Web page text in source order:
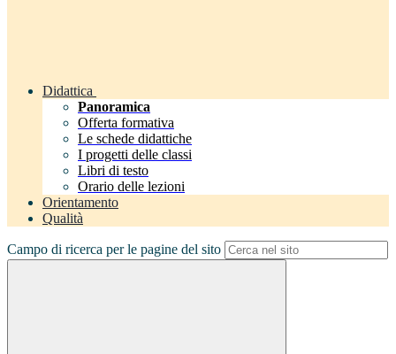
Didattica
Panoramica
Offerta formativa
Le schede didattiche
I progetti delle classi
Libri di testo
Orario delle lezioni
Orientamento
Qualità
Campo di ricerca per le pagine del sito